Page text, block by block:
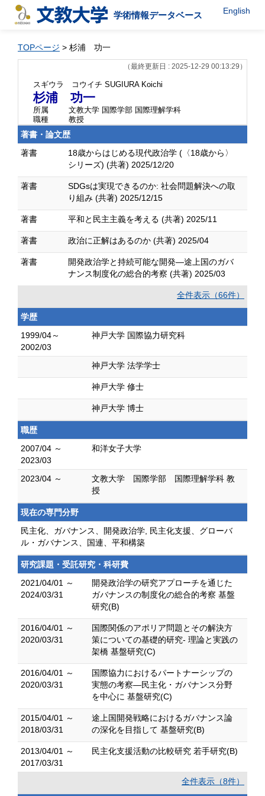
学術情報データベース English
TOPページ > 杉浦 功一
（最終更新日 : 2025-12-29 00:13:29）
スギウラ コウイチ SUGIURA Koichi
杉浦 功一
所属
文教大学 国際学部 国際理解学科
職種
教授
著書・論文歴
著書
18歳からはじめる現代政治学 (〈18歳から〉
シリーズ) (共著) 2025/12/20
著書
SDGsは実現できるのか: 社会問題解決への取
り組み (共著) 2025/12/15
著書 平和と民主主義を考える (共著) 2025/11
著書 政治に正解はあるのか (共著) 2025/04
著書
開発政治学と持続可能な開発―途上国のガバ
ナンス制度化の総合的考察 (共著) 2025/03
全件表示（66件）
学歴
1999/04～
2002/03
神戸大学 国際協力研究科
神戸大学 法学学士
神戸大学 修士
神戸大学 博士
職歴
2007/04 ～
2023/03
和洋女子大学
2023/04 ～
文教大学 国際学部 国際理解学科 教
授
現在の専門分野
民主化、ガバナンス、開発政治学, 民主化支援、グローバ
ル・ガバナンス、国連、平和構築
研究課題・受託研究・科研費
2021/04/01 ～
2024/03/31
開発政治学の研究アプローチを通じた
ガバナンスの制度化の総合的考察 基盤
研究(B)
2016/04/01 ～
2020/03/31
国際関係のアポリア問題とその解決方
策についての基礎的研究- 理論と実践の
架橋 基盤研究(C)
2016/04/01 ～
2020/03/31
国際協力におけるパートナーシップの
実態の考察―民主化・ガバナンス分野
を中心に 基盤研究(C)
2015/04/01 ～
2018/03/31
途上国開発戦略におけるガバナンス論
の深化を目指して 基盤研究(B)
2013/04/01 ～
2017/03/31
民主化支援活動の比較研究 若手研究(B)
全件表示（8件）